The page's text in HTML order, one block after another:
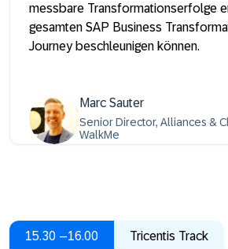
messbare Transformationserfolge
gesamten SAP Business
Journey beschleunigen können.
Marc Sauter
Senior Director, Alliances &
WalkMe
15.30 –16.00 Tricentis Track